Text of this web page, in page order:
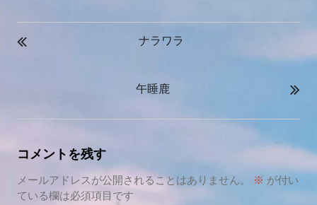
投
稿
ョ
ナラワラ
午睡鹿
コメントを残す
メールアドレスが公開されることはありません。 ※ が付い
ている欄は必須項目です